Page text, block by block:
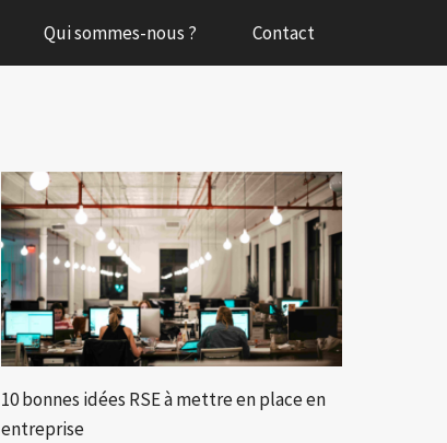
Qui sommes-nous ? Contact
10 bonnes idées RSE à mettre en place en
entreprise